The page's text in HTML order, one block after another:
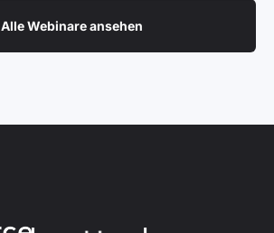
Alle Webinare ansehen